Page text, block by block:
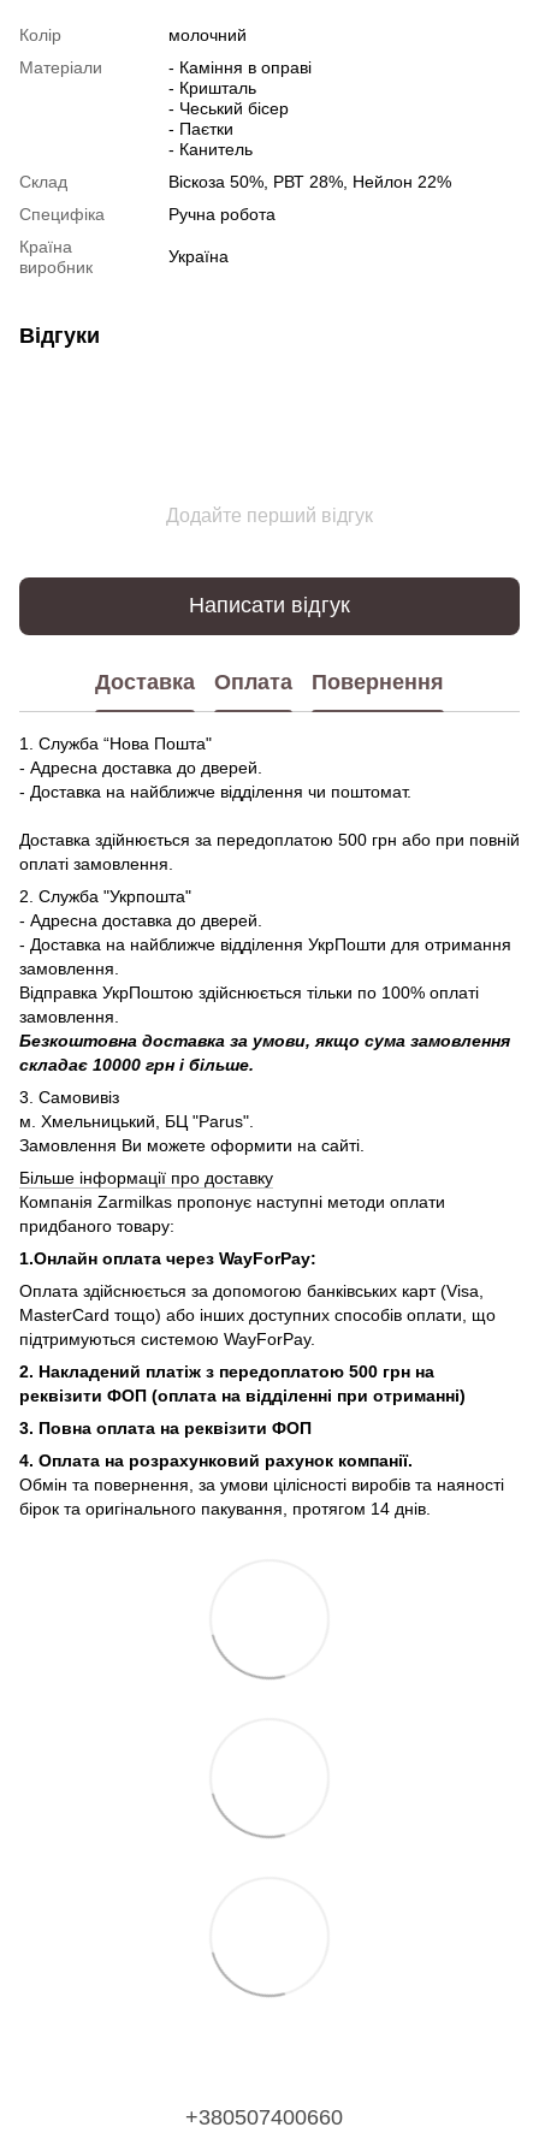
Колір
молочний
Матеріали
- Каміння в оправі
- Кришталь
- Чеський бісер
- Паєтки
- Канитель
Склад
Віскоза 50%, РВТ 28%, Нейлон 22%
Специфіка
Ручна робота
Країна
виробник
Україна
Відгуки
Додайте перший відгук
Написати відгук
Доставка Оплата Повернення
1. Служба “Нова Пошта"
- Адресна доставка до дверей.
- Доставка на найближче відділення чи поштомат.
Доставка здійнюється за передоплатою 500 грн або при повній
оплаті замовлення.
2. Служба "Укрпошта"
- Адресна доставка до дверей.
- Доставка на найближче відділення УкрПошти для отримання
замовлення.
Відправка УкрПоштою здійснюється тільки по 100% оплаті
замовлення.
Безкоштовна доставка за умови, якщо сума замовлення
складає 10000 грн і більше.
3. Самовивіз
м. Хмельницький, БЦ "Parus".
Замовлення Ви можете оформити на сайті.
Більше інформації про доставку
Компанія Zarmilkas пропонує наступні методи оплати
придбаного товару:
1.Онлайн оплата через WayForPay:
Оплата здійснюється за допомогою банківських карт (Visa,
MasterCard тощо) або інших доступних способів оплати, що
підтримуються системою WayForPay.
2. Накладений платіж з передоплатою 500 грн на
реквізити ФОП (оплата на відділенні при отриманні)
3. Повна оплата на реквізити ФОП
4. Оплата на розрахунковий рахунок компанії.
Обмін та повернення, за умови цілісності виробів та наяності
бірок та оригінального пакування, протягом 14 днів.
+380507400660